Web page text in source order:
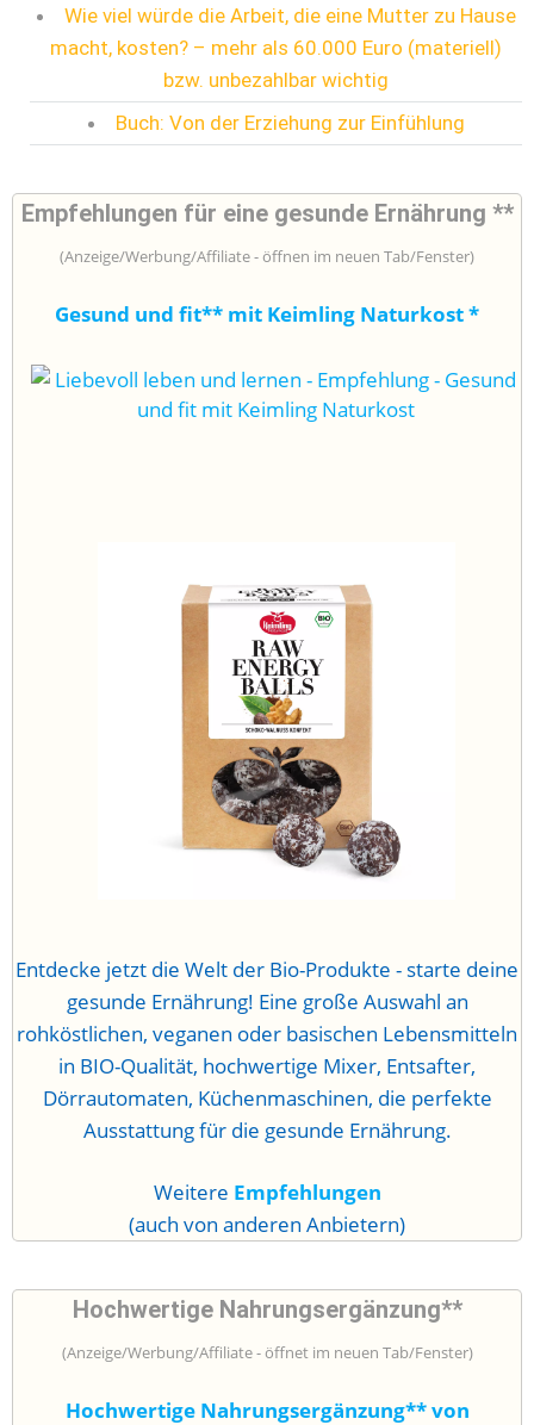
Wie viel würde die Arbeit, die eine Mutter zu Hause
macht, kosten? – mehr als 60.000 Euro (materiell)
bzw. unbezahlbar wichtig
Buch: Von der Erziehung zur Einfühlung
Empfehlungen für eine gesunde Ernährung **
(Anzeige/Werbung/Affiliate - öffnen im neuen Tab/Fenster)
Gesund und fit** mit Keimling Naturkost*
Entdecke jetzt die Welt der Bio-Produkte - starte deine
gesunde Ernährung! Eine große Auswahl an
rohköstlichen, veganen oder basischen Lebensmitteln
in BIO-Qualität, hochwertige Mixer, Entsafter,
Dörrautomaten, Küchenmaschinen, die perfekte
Ausstattung für die gesunde Ernährung.
Weitere Empfehlungen
(auch von anderen Anbietern)
Hochwertige Nahrungsergänzung**
(Anzeige/Werbung/Affiliate - öffnet im neuen Tab/Fenster)
Hochwertige Nahrungsergänzung** von